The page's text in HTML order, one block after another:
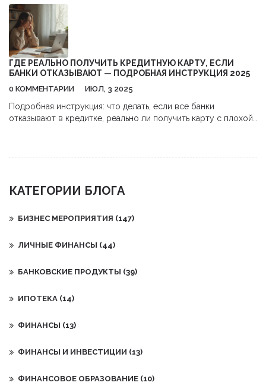
ГДЕ РЕАЛЬНО ПОЛУЧИТЬ КРЕДИТНУЮ КАРТУ, ЕСЛИ
БАНКИ ОТКАЗЫВАЮТ — ПОДРОБНАЯ ИНСТРУКЦИЯ 2025
0 КОММЕНТАРИИ ИЮЛ, 3 2025
Подробная инструкция: что делать, если все банки
отказывают в кредитке, реально ли получить карту с плохой
КАТЕГОРИИ БЛОГА
БИЗНЕС МЕРОПРИЯТИЯ (147)
ЛИЧНЫЕ ФИНАНСЫ (44)
БАНКОВСКИЕ ПРОДУКТЫ (39)
ИПОТЕКА (14)
ФИНАНСЫ (13)
ФИНАНСЫ И ИНВЕСТИЦИИ (13)
ФИНАНСОВОЕ ОБРАЗОВАНИЕ (10)